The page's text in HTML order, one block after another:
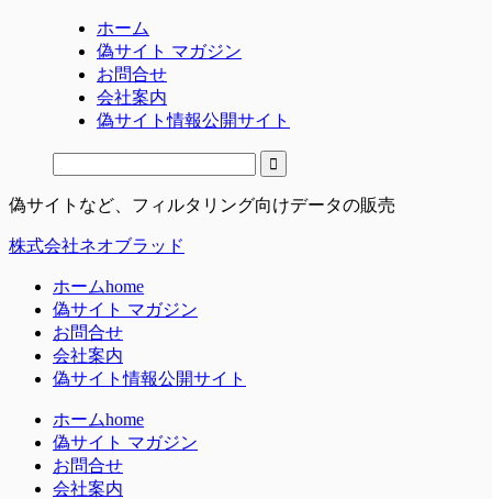
ホーム
偽サイト マガジン
お問合せ
会社案内
偽サイト情報公開サイト
偽サイトなど、フィルタリング向けデータの販売
株式会社ネオブラッド
ホームhome
偽サイト マガジン
お問合せ
会社案内
偽サイト情報公開サイト
ホームhome
偽サイト マガジン
お問合せ
会社案内